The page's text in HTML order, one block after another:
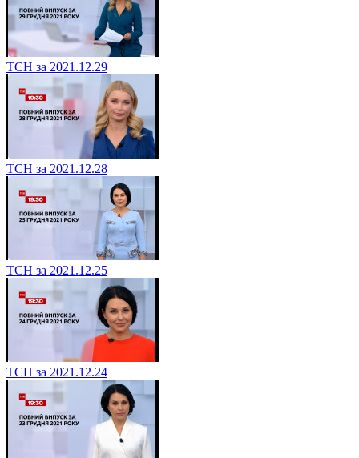
ТСН за 2021.12.29
ТСН за 2021.12.28
ТСН за 2021.12.25
ТСН за 2021.12.24